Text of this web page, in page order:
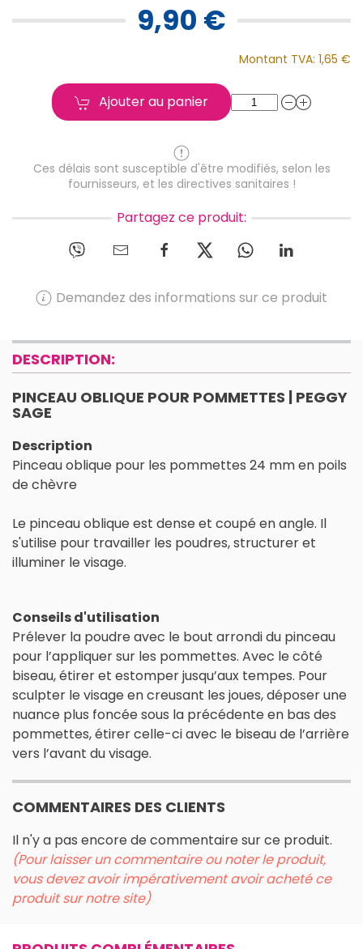
9,90 €
Montant TVA: 1,65 €
Ajouter au panier
Ces délais sont susceptible d'être modifiés, selon les
fournisseurs, et les directives sanitaires !
Partagez ce produit:
Demandez des informations sur ce produit
DESCRIPTION:
PINCEAU OBLIQUE POUR POMMETTES | PEGGY
SAGE
Description
Pinceau oblique pour les pommettes 24 mm en poils
de chèvre
Le pinceau oblique est dense et coupé en angle. Il
s'utilise pour travailler les poudres, structurer et
illuminer le visage.
Conseils d'utilisation
Prélever la poudre avec le bout arrondi du pinceau
pour l’appliquer sur les pommettes. Avec le côté
biseau, étirer et estomper jusqu’aux tempes. Pour
sculpter le visage en creusant les joues, déposer une
nuance plus foncée sous la précédente en bas des
pommettes, étirer celle-ci avec le biseau de l’arrière
vers l’avant du visage.
COMMENTAIRES DES CLIENTS
Il n'y a pas encore de commentaire sur ce produit.
(Pour laisser un commentaire ou noter le produit,
vous devez avoir impérativement avoir acheté ce
produit sur notre site)